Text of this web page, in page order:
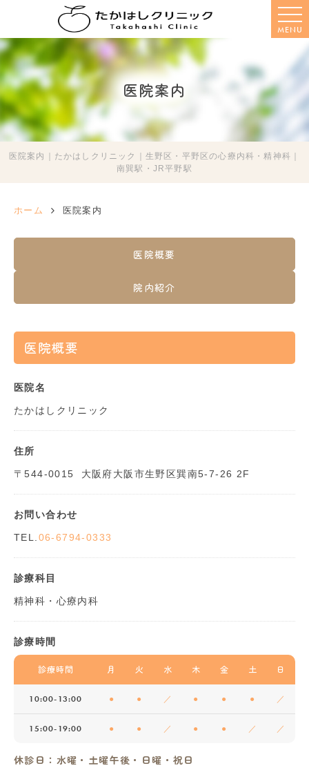
MENU
医院案内
医院案内｜たかはしクリニック｜生野区・平野区の心療内科・精神科｜
南巽駅・JR平野駅
ホーム 医院案内
医院概要
院内紹介
医院概要
医院名
たかはしクリニック
住所
〒544-0015 大阪府大阪市生野区巽南5-7-26 2F
お問い合わせ
TEL. 06-6794-0333
診療科目
精神科・心療内科
診療時間
診療時間 月 火 水 木 金 土 日
10:00-13:00 ● ● ／ ● ● ● ／
15:00-19:00 ● ● ／ ● ● ／ ／
休診日：水曜・土曜午後・日曜・祝日